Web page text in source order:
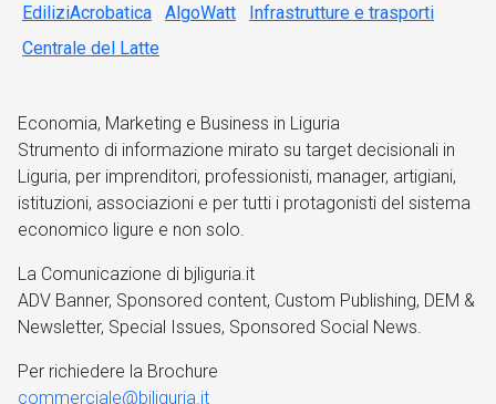
EdiliziAcrobatica
AlgoWatt
Infrastrutture e trasporti
Centrale del Latte
Economia, Marketing e Business in Liguria
Strumento di informazione mirato su target decisionali in
Liguria, per imprenditori, professionisti, manager, artigiani,
istituzioni, associazioni e per tutti i protagonisti del sistema
economico ligure e non solo.
La Comunicazione di bjliguria.it
ADV Banner, Sponsored content, Custom Publishing, DEM &
Newsletter, Special Issues, Sponsored Social News.
Per richiedere la Brochure
commerciale@bjliguria.it